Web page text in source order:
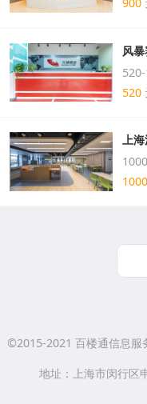
900
风
520
上
1000
©2015-2021 百楼通信息服
地址：上海市闵行区